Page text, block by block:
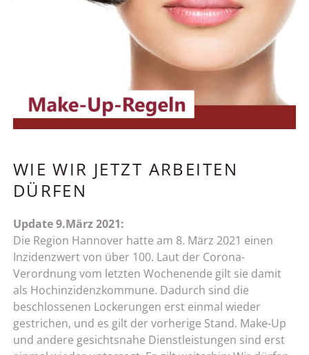
WIE WIR JETZT ARBEITEN
DÜRFEN
Update 9.März 2021:
Die Region Hannover hatte am 8. März 2021 einen
Inzidenzwert von über 100. Laut der Corona-
Verordnung vom letzten Wochenende gilt sie damit
als Hochinzidenzkommune. Dadurch sind die
beschlossenen Lockerungen erst einmal wieder
gestrichen, und es gilt der vorherige Stand. Make-Up
und andere gesichtsnahe Dienstleistungen sind erst